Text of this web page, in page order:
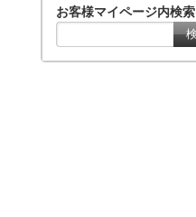
お客様マイページ内検索